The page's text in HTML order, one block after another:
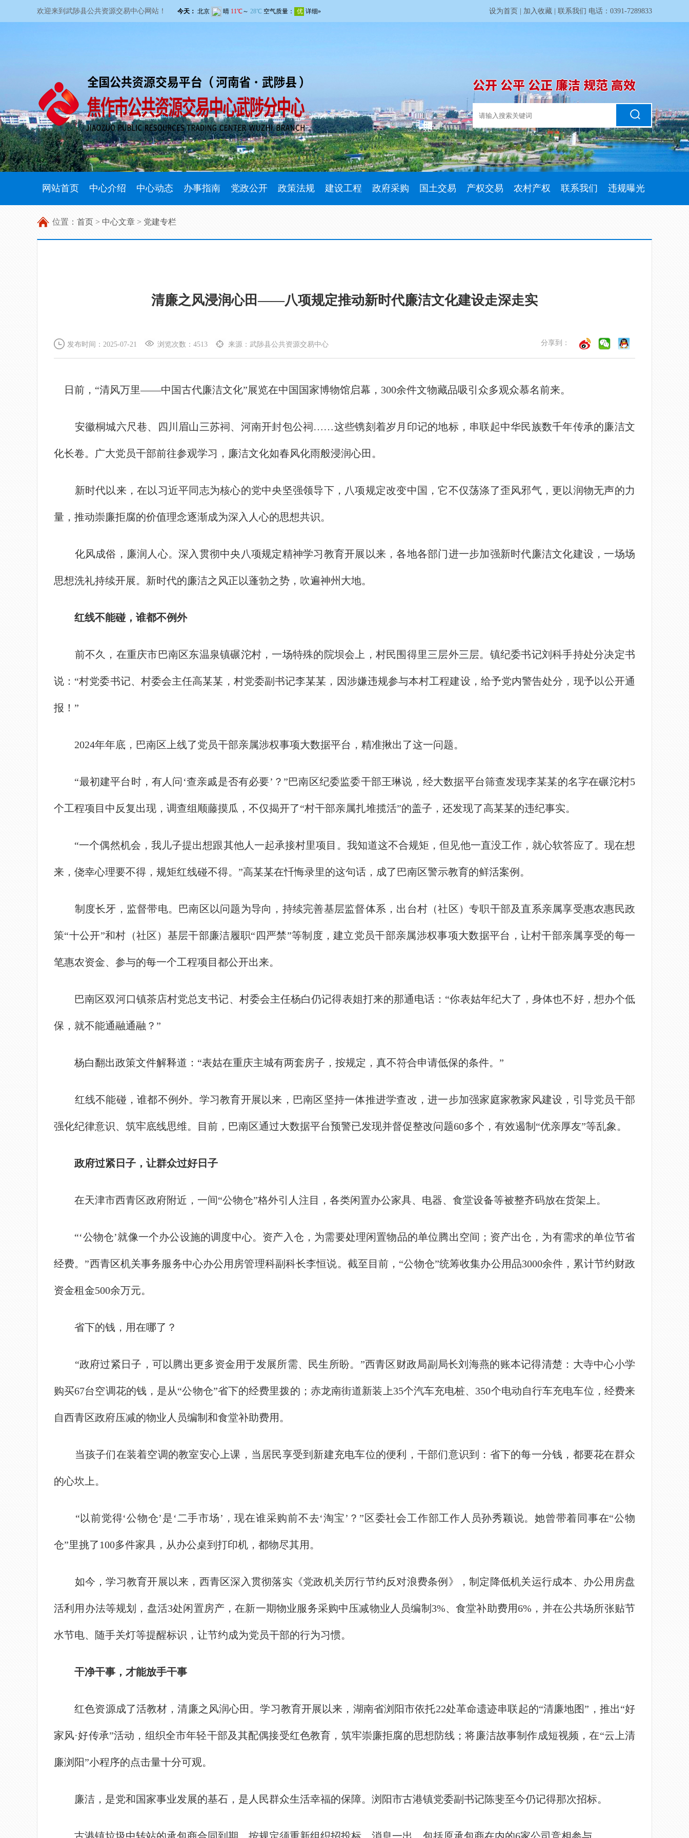
欢迎来到武陟县公共资源交易中心网站！ 设为首页 加入收藏 联系我们 电话：0391-7289833
公开 公平 公正 廉洁 规范 高效
网站首页 中心介绍 中心动态 办事指南 党政公开 政策法规 建设工程 政府采购 国土交易 产权交易 农村产权 联系我们 违规曝光
位置： 首页 > 中心文章 > 党建专栏
清廉之风浸润心田——八项规定推动新时代廉洁文化建设走深走实
发布时间：2025-07-21 浏览次数：4513 来源：武陟县公共资源交易中心 分享到：
日前，“清风万里——中国古代廉洁文化”展览在中国国家博物馆启幕，300余件文物藏品吸引众多观众慕名前来。
安徽桐城六尺巷、四川眉山三苏祠、河南开封包公祠……这些镌刻着岁月印记的地标，串联起中华民族数千年传承的廉洁文
化长卷。广大党员干部前往参观学习，廉洁文化如春风化雨般浸润心田。
新时代以来，在以习近平同志为核心的党中央坚强领导下，八项规定改变中国，它不仅荡涤了歪风邪气，更以润物无声的力
量，推动崇廉拒腐的价值理念逐渐成为深入人心的思想共识。
化风成俗，廉润人心。深入贯彻中央八项规定精神学习教育开展以来，各地各部门进一步加强新时代廉洁文化建设，一场场
思想洗礼持续开展。新时代的廉洁之风正以蓬勃之势，吹遍神州大地。
红线不能碰，谁都不例外
前不久，在重庆市巴南区东温泉镇碾沱村，一场特殊的院坝会上，村民围得里三层外三层。镇纪委书记刘科手持处分决定书
说：“村党委书记、村委会主任高某某，村党委副书记李某某，因涉嫌违规参与本村工程建设，给予党内警告处分，现予以公开通
报！”
2024年年底，巴南区上线了党员干部亲属涉权事项大数据平台，精准揪出了这一问题。
“最初建平台时，有人问‘查亲戚是否有必要’？”巴南区纪委监委干部王琳说，经大数据平台筛查发现李某某的名字在碾沱村5
个工程项目中反复出现，调查组顺藤摸瓜，不仅揭开了“村干部亲属扎堆揽活”的盖子，还发现了高某某的违纪事实。
“一个偶然机会，我儿子提出想跟其他人一起承接村里项目。我知道这不合规矩，但见他一直没工作，就心软答应了。现在想
来，侥幸心理要不得，规矩红线碰不得。”高某某在忏悔录里的这句话，成了巴南区警示教育的鲜活案例。
制度长牙，监督带电。巴南区以问题为导向，持续完善基层监督体系，出台村（社区）专职干部及直系亲属享受惠农惠民政
策“十公开”和村（社区）基层干部廉洁履职“四严禁”等制度，建立党员干部亲属涉权事项大数据平台，让村干部亲属享受的每一
笔惠农资金、参与的每一个工程项目都公开出来。
巴南区双河口镇茶店村党总支书记、村委会主任杨白仍记得表姐打来的那通电话：“你表姑年纪大了，身体也不好，想办个低
保，就不能通融通融？”
杨白翻出政策文件解释道：“表姑在重庆主城有两套房子，按规定，真不符合申请低保的条件。”
红线不能碰，谁都不例外。学习教育开展以来，巴南区坚持一体推进学查改，进一步加强家庭家教家风建设，引导党员干部
强化纪律意识、筑牢底线思维。目前，巴南区通过大数据平台预警已发现并督促整改问题60多个，有效遏制“优亲厚友”等乱象。
政府过紧日子，让群众过好日子
在天津市西青区政府附近，一间“公物仓”格外引人注目，各类闲置办公家具、电器、食堂设备等被整齐码放在货架上。
“‘公物仓’就像一个办公设施的调度中心。资产入仓，为需要处理闲置物品的单位腾出空间；资产出仓，为有需求的单位节省
经费。”西青区机关事务服务中心办公用房管理科副科长李恒说。截至目前，“公物仓”统筹收集办公用品3000余件，累计节约财政
资金租金500余万元。
省下的钱，用在哪了？
“政府过紧日子，可以腾出更多资金用于发展所需、民生所盼。”西青区财政局副局长刘海燕的账本记得清楚：大寺中心小学
购买67台空调花的钱，是从“公物仓”省下的经费里拨的；赤龙南街道新装上35个汽车充电桩、350个电动自行车充电车位，经费来
自西青区政府压减的物业人员编制和食堂补助费用。
当孩子们在装着空调的教室安心上课，当居民享受到新建充电车位的便利，干部们意识到：省下的每一分钱，都要花在群众
的心坎上。
“以前觉得‘公物仓’是‘二手市场’，现在谁采购前不去‘淘宝’？”区委社会工作部工作人员孙秀颖说。她曾带着同事在“公物
仓”里挑了100多件家具，从办公桌到打印机，都物尽其用。
如今，学习教育开展以来，西青区深入贯彻落实《党政机关厉行节约反对浪费条例》，制定降低机关运行成本、办公用房盘
活利用办法等规划，盘活3处闲置房产，在新一期物业服务采购中压减物业人员编制3%、食堂补助费用6%，并在公共场所张贴节
水节电、随手关灯等提醒标识，让节约成为党员干部的行为习惯。
干净干事，才能放手干事
红色资源成了活教材，清廉之风润心田。学习教育开展以来，湖南省浏阳市依托22处革命遗迹串联起的“清廉地图”，推出“好
家风·好传承”活动，组织全市年轻干部及其配偶接受红色教育，筑牢崇廉拒腐的思想防线；将廉洁故事制作成短视频，在“云上清
廉浏阳”小程序的点击量十分可观。
廉洁，是党和国家事业发展的基石，是人民群众生活幸福的保障。浏阳市古港镇党委副书记陈斐至今仍记得那次招标。